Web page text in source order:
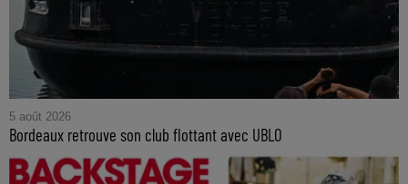
5 août 2026
Bordeaux retrouve son club flottant avec UBLO